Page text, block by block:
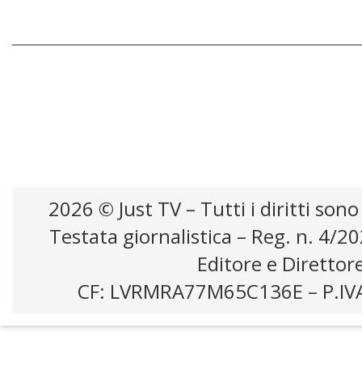
2026 © Just TV – Tutti i diritti
Testata giornalistica – Reg. n. 4/
Editore e
CF: LVRMRA77M65C136E –